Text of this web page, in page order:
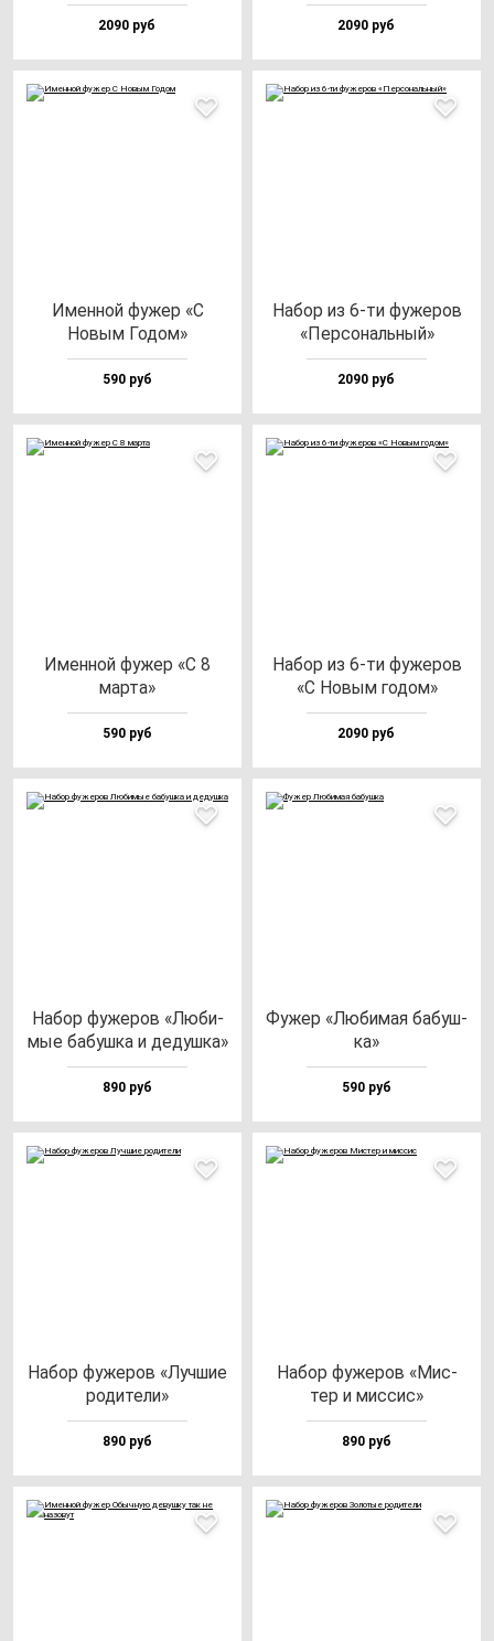
2090 руб 2090 руб
Имен­ной фу­жер «С
Новым Годом»
590 руб
Набор из 6-ти фу­же­ров
«Пер­со­наль­ный»
2090 руб
Имен­ной фу­жер «С 8
мар­та»
590 руб
Набор из 6-ти фу­же­ров
«С Новым го­дом»
2090 руб
Набор фу­же­ров «Люби­
мые ба­буш­ка и де­душ­ка»
890 руб
Фужер «Люби­мая ба­буш­
ка»
590 руб
Набор фу­же­ров «Луч­шие
ро­ди­те­ли»
890 руб
Набор фу­же­ров «Мис­
тер и мис­сис»
890 руб